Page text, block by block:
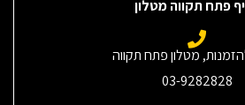
פתח תקווה מטלון
מטלון פתח תקווה
03-9282828